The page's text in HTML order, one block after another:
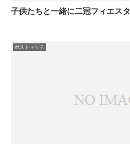
子供たちと一緒に二冠フィエスタ
ポストマッチ